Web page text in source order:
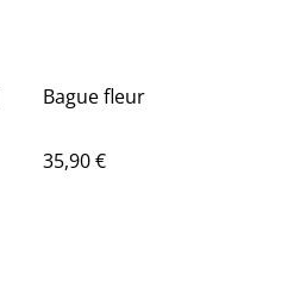
Bague fleur
35,90 €